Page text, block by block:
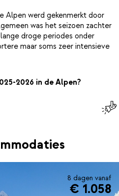
Alpen werd gekenmerkt door
was het seizoen zachter
droge periodes onder
maar soms zeer intensieve
2026 in de Alpen?
8 dagen vanaf
€ 1.058